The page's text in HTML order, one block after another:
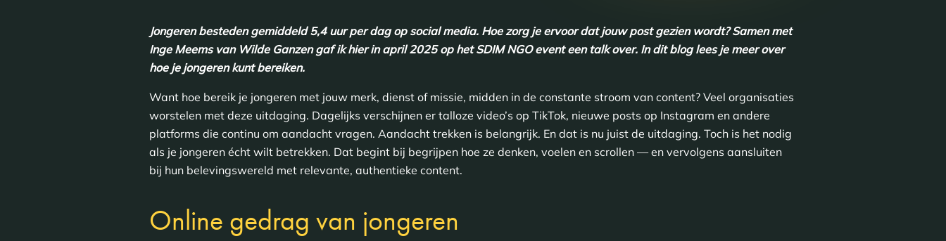
Jongeren besteden gemiddeld 5,4 uur per dag op social media. Hoe zorg je ervoor dat jouw post gezien wordt? Samen met
Inge Meems van Wilde Ganzen gaf ik hier in april 2025 op het SDIM NGO event een talk over. In dit blog lees je meer over
hoe je jongeren kunt bereiken.
Want hoe bereik je jongeren met jouw merk, dienst of missie, midden in de constante stroom van content? Veel organisaties
worstelen met deze uitdaging. Dagelijks verschijnen er talloze video’s op TikTok, nieuwe posts op Instagram en andere
platforms die continu om aandacht vragen. Aandacht trekken is belangrijk. En dat is nu juist de uitdaging. Toch is het nodig
als je jongeren écht wilt betrekken. Dat begint bij begrijpen hoe ze denken, voelen en scrollen — en vervolgens aansluiten
bij hun belevingswereld met relevante, authentieke content.
Online gedrag van jongeren